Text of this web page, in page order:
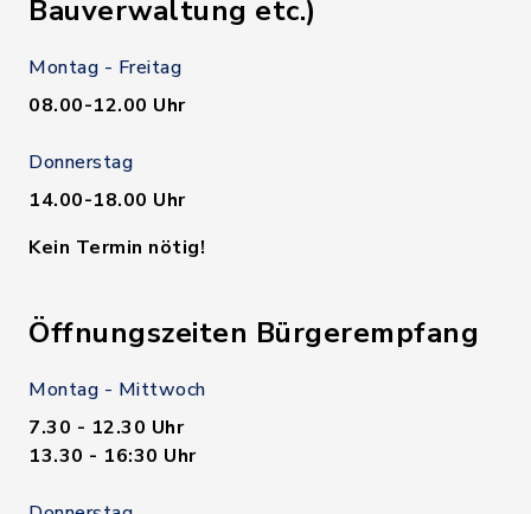
Bauverwaltung etc.)
Montag - Freitag
08.00-12.00 Uhr
Donnerstag
14.00-18.00 Uhr
Kein Termin nötig!
Öffnungszeiten Bürgerempfang
Montag - Mittwoch
7.30 - 12.30 Uhr
13.30 - 16:30 Uhr